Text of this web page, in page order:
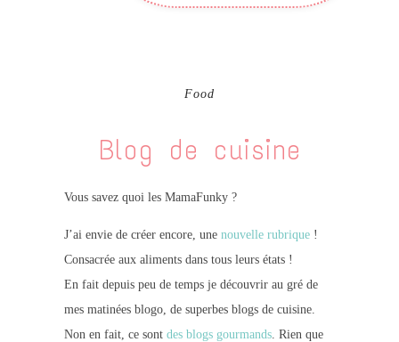
Food
Blog de cuisine
Vous savez quoi les MamaFunky ?
J’ai envie de créer encore, une nouvelle rubrique!
Consacrée aux aliments dans tous leurs états !
En fait depuis peu de temps je découvrir au gré de
mes matinées blogo, de superbes blogs de cuisine.
Non en fait, ce sont des blogs gourmands. Rien que